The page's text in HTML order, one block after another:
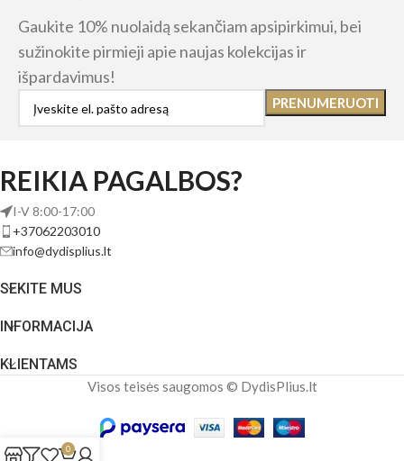
Gaukite 10% nuolaidą sekančiam apsipirkimui, bei
sužinokite pirmieji apie naujas kolekcijas ir
išpardavimus!
REIKIA PAGALBOS?
I-V 8:00-17:00
+37062203010
info@dydisplius.lt
SEKITE MUS
INFORMACIJA
KLIENTAMS
Visos teisės saugomos © DydisPlius.lt
0